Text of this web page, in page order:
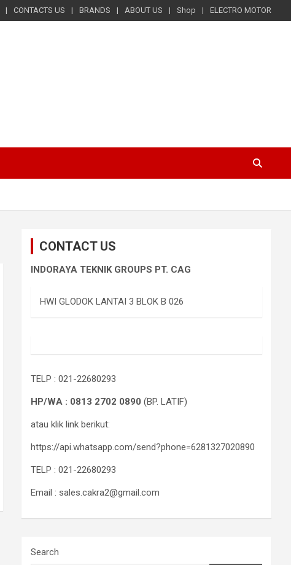
CONTACTS US BRANDS ABOUT US Shop ELECTRO MOTOR
CONTACT US
INDORAYA TEKNIK GROUPS PT. CAG
HWI GLODOK LANTAI 3 BLOK B 026
TELP : 021-22680293
HP/WA : 0813 2702 0890 (BP. LATIF)
atau klik link berikut:
https://api.whatsapp.com/send?phone=6281327020890
TELP : 021-22680293
Email : sales.cakra2@gmail.com
Search